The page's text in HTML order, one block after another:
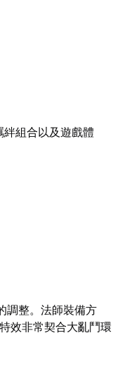
絆組合以及遊戲體
調整。法師裝備方
效非常契合大亂鬥環